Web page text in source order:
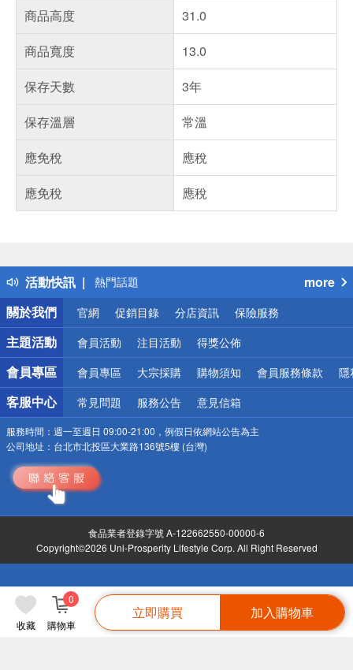
收藏 購物車
0
立即購買 加入購物車
商品高度
31.0
商品寬度
13.0
保存天數
3年
保存溫層
常溫
應免稅
應稅
應免稅
應稅
活動快訊
得獎公告
熱門話題
銀行優惠
偏遠地區配送
詐騙網頁！請小心！
more
關於我們
官網 促銷目錄 分店資訊 保險服務
主題活動 會員活動 注目活動 得獎公佈
會員專區 會員專區 大宗採購 購物須知 會員服務條款 隱
客服中心 常見問題 服務公告 意見信箱
服務時間： 週一至週日 09:00-21:00，例假日依網站公告為主
公司地址： 台北市北投區大業路136號5樓 (台灣)
食品業者登錄字號 A-122662550-00000-6
Copyright©2026 Uni-Prosperity Lifestyle Corp. All Right Reserved